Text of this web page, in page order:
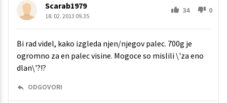
Scarab1979
18. 02. 2013 09.35
34 0
Bi rad videl, kako izgleda njen/njegov palec. 700g je
ogromno za en palec visine. Mogoce so mislili \'za eno
dlan\'?!?
ODGOVORI